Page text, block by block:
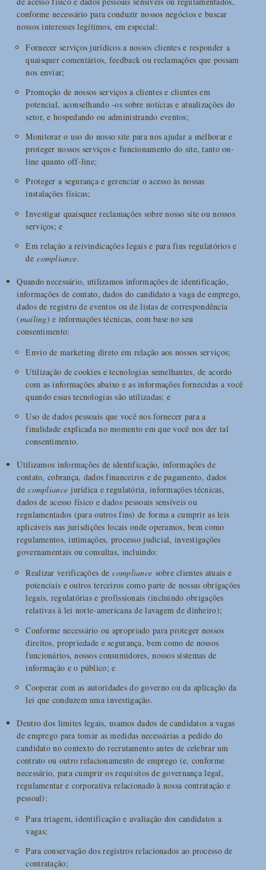
conforme necessário para conduzir nossos negócios e buscar
nossos interesses legítimos, em especial:
Fornecer serviços jurídicos a nossos clientes e responder a
quaisquer comentários, feedback ou reclamações que possam
nos enviar;
Promoção de nossos serviços a clientes e clientes em
potencial, aconselhando -os sobre notícias e atualizações do
setor, e hospedando ou administrando eventos;
Monitorar o uso do nosso site para nos ajudar a melhorar e
proteger nossos serviços e funcionamento do site, tanto on-
line quanto off-line;
Proteger a segurança e gerenciar o acesso às nossas
instalações físicas;
Investigar quaisquer reclamações sobre nosso site ou nossos
serviços; e
Em relação a reivindicações legais e para fins regulatórios e
decompliance.
Quando necessário, utilizamos informações de identificação,
informações de contato, dados do candidato a vaga de emprego,
dados de registro de eventos ou de listas de correspondência
(mailing) e informações técnicas, com base no seu
consentimento:
Envio de marketing direto em relação aos nossos serviços;
Utilização de cookies e tecnologias semelhantes, de acordo
com as informações abaixo e as informações fornecidas a você
quando essas tecnologias são utilizadas; e
Uso de dados pessoais que você nos fornecer para a
finalidade explicada no momento em que você nos der tal
consentimento.
Utilizamos informações de identificação, informações de
contato, cobrança, dados financeiros e de pagamento, dados
decompliance jurídica e regulatória, informações técnicas,
dados de acesso físico e dados pessoais sensíveis ou
regulamentados (para outros fins) de forma a cumprir as leis
aplicáveis nas jurisdições locais onde operamos, bem como
regulamentos, intimações, processo judicial, investigações
governamentais ou consultas, incluindo:
Realizar verificações decompliance sobre clientes atuais e
potenciais e outros terceiros como parte de nossas obrigações
legais, regulatórias e profissionais (incluindo obrigações
relativas à lei norte-americana de lavagem de dinheiro);
Conforme necessário ou apropriado para proteger nossos
direitos, propriedade e segurança, bem como de nossos
funcionários, nossos consumidores, nossos sistemas de
informação e o público; e
Cooperar com as autoridades do governo ou da aplicação da
lei que conduzem uma investigação.
Dentro dos limites legais, usamos dados de candidatos a vagas
de emprego para tomar as medidas necessárias a pedido do
candidato no contexto do recrutamento antes de celebrar um
contrato ou outro relacionamento de emprego (e, conforme
necessário, para cumprir os requisitos de governança legal,
regulamentar e corporativa relacionado à nossa contratação e
pessoal):
Para triagem, identificação e avaliação dos candidatos a
vagas;
Para conservação dos registros relacionados ao processo de
contratação;